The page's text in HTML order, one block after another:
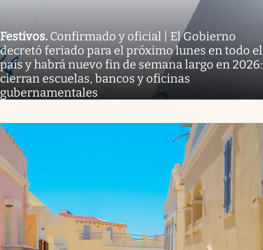
Festivos. Confirmado y oficial | El Gobierno
decretó feriado para el próximo lunes en todo el
país y habrá nuevo fin de semana largo en 2026:
cierran escuelas, bancos y oficinas
gubernamentales